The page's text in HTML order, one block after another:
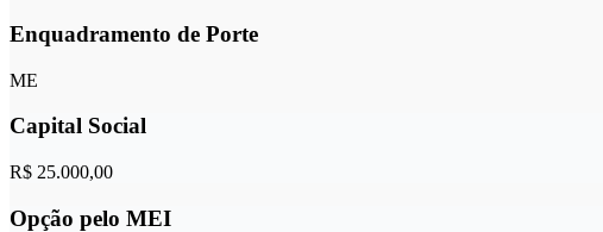
Enquadramento de Porte
ME
Capital Social
R$ 25.000,00
Opção pelo MEI